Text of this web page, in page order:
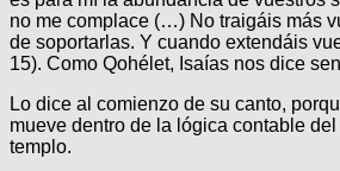
no me complace (…) No traigáis más
de soportarlas. Y cuando extendáis
15). Como Qohélet, Isaías nos dice
Lo dice al comienzo de su canto,
mueve dentro de la lógica contable
templo.